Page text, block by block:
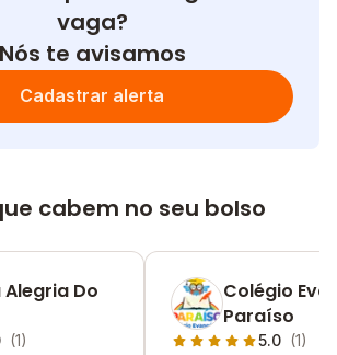
vaga?
Nós te avisamos
Cadastrar alerta
cabem no seu bolso
Alegria Do
(1)
Colégio
Paraíso
5.0 (1)